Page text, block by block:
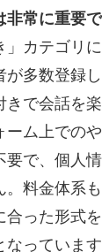
常に重要で
」カテゴリ
が多数登録
きで会話を
ーム上での
要で、個人
料金体系
合った形式
なっていま